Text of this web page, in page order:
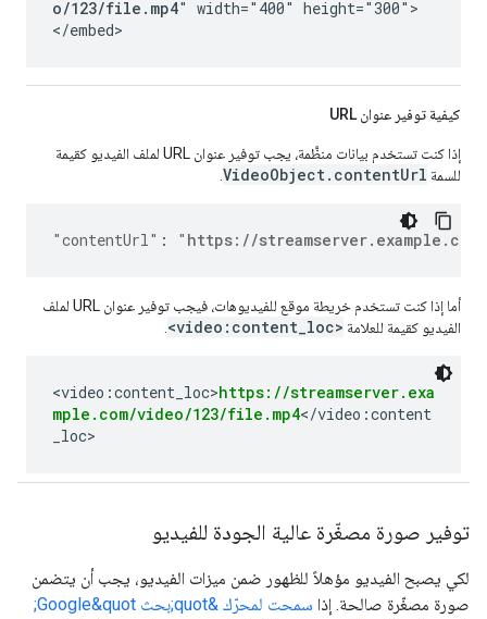
o/123/file.mp4" width="400" height="300">
</embed>
كيفية توفير عنوان URL
إذا كنت تستخدم بيانات منظَّمة، يجب توفير عنوان URL لملف الفيديو كقيمة
للسمة VideoObject.contentUrl
"contentUrl" : " https://
أما إذا كنت تستخدم خريطة موقع للفيديوهات، فيجب توفير عنوان URL لملف
الفيديو كقيمة للعلامة <video:content_loc>
<video:content_loc>https://streamserver.exa
mple.com/video/123/file.mp4</video:content
_loc>
توفير صورة مصغّرة عالية الجودة للفيديو
لكي يصبح الفيديو مؤهلاً للظهور ضمن ميزات الفيديو، يجب أن يتضمن
صورة مصغّرة صالحة. إذا
سمحت لمحرّك &quot;بحث Google&quot;